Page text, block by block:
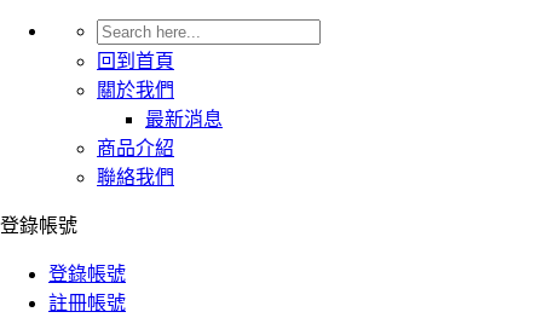
回到首頁
關於我們
最新消息
商品介紹
聯絡我們
登錄帳號
登錄帳號
註冊帳號